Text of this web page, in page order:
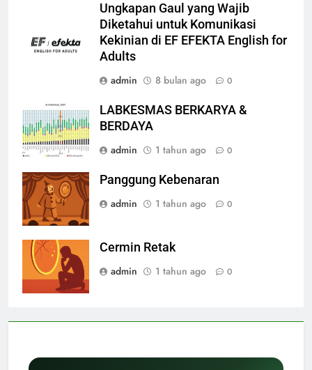
Ungkapan Gaul yang Wajib
Diketahui untuk Komunikasi
Kekinian di EF EFEKTA English for
Adults
admin
8 bulan ago 0
LABKESMAS BERKARYA &
BERDAYA
admin
1 tahun ago 0
Panggung Kebenaran
admin
1 tahun ago 0
Cermin Retak
admin
1 tahun ago 0